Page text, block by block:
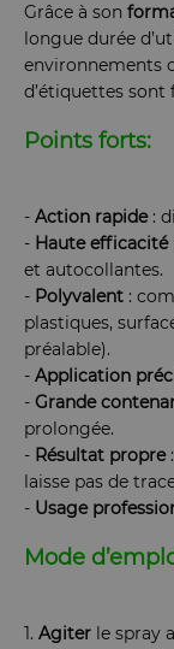
Grâce à son
longue durée
environnements
d’étiquettes sont
Points forts:
- Action rapide:
- Haute efficacité
et autocollantes.
- Polyvalent :
plastiques,
préalable).
- Application
- Grande
prolongée.
- Résultat propre
laisse pas de
- Usage
Mode
1. Agiter le spray